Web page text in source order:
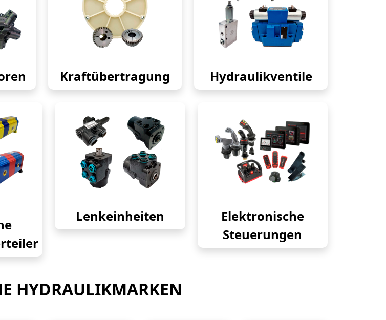
Kraftübertragung Hydraulikventile
Lenkeinheiten
Elektronische
Steuerungen
HYDRAULIKMARKEN